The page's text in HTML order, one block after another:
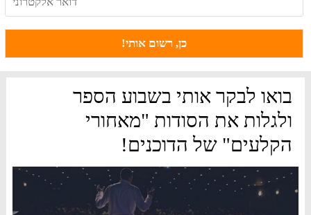
בואו לבקר אותי בשבוע הספר
ולגלות את הסודות "מאחורי
הקלעים" של הדוכנים!